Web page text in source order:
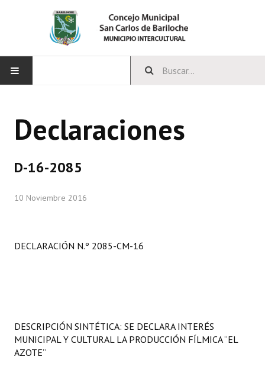
CONCEJO
Constitución Nacional
Constitución Provincial
Declaraciones
D-16-2085
10 Noviembre 2016
DECLARACIÓN N.º 2085-CM-16
DESCRIPCIÓN SINTÉTICA: SE DECLARA INTERÉS
MUNICIPAL Y CULTURAL LA PRODUCCIÓN FÍLMICA “EL
AZOTE”